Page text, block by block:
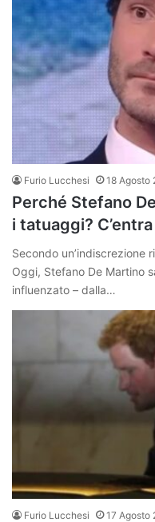
Furio Lucchesi 18 Agosto
Perché Stefano
i tatuaggi? C’entra
Secondo
Oggi, Stefano De Martino
influenzato – dalla…
Furio Lucchesi 17 Agosto